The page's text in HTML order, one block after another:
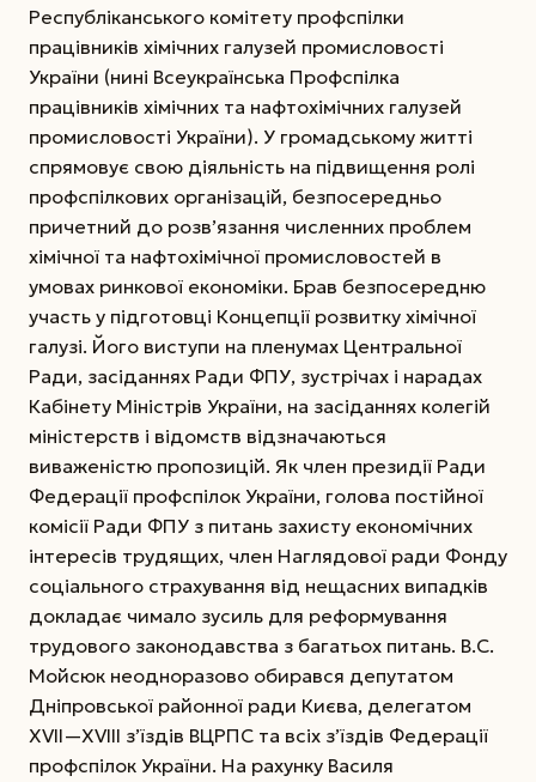
Республіканського комітету профспілки
працівників хімічних галузей промисловості
України (нині Всеукраїнська Профспілка
працівників хімічних та нафтохімічних галузей
промисловості України). У громадському житті
спрямовує свою діяльність на підвищення ролі
профспілкових організацій, безпосередньо
причетний до розв’язання численних проблем
хімічної та нафтохімічної промисловостей в
умовах ринкової економіки. Брав безпосередню
участь у підготовці Концепції розвитку хімічної
галузі. Його виступи на пленумах Центральної
Ради, засіданнях Ради ФПУ, зустрічах і нарадах
Кабінету Міністрів України, на засіданнях колегій
міністерств і відомств відзначаються
виваженістю пропозицій. Як член президії Ради
Федерації профспілок України, голова постійної
комісії Ради ФПУ з питань захисту економічних
інтересів трудящих, член Наглядової ради Фонду
соціального страхування від нещасних випадків
докладає чимало зусиль для реформування
трудового законодавства з багатьох питань. В.С.
Мойсюк неодноразово обирався депутатом
Дніпровської районної ради Києва, делегатом
XVII—XVIIІ з’їздів ВЦРПС та всіх з’їздів Федерації
профспілок України. На рахунку Василя